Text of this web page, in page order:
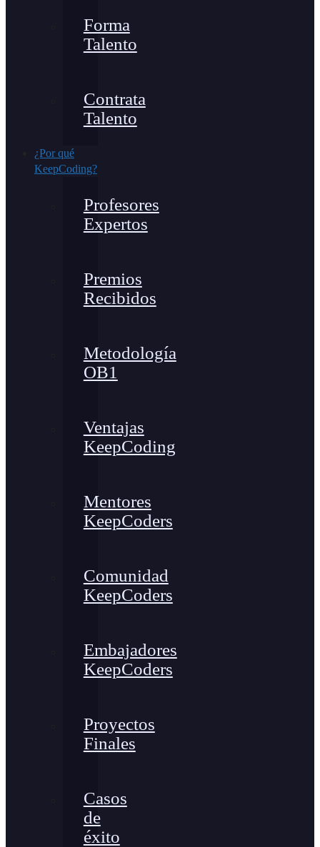
Forma
Talento
Contrata
Talento
¿Por qué
KeepCoding?
Profesores
Expertos
Premios
Recibidos
Metodología
OB1
Ventajas
KeepCoding
Mentores
KeepCoders
Comunidad
KeepCoders
Embajadores
KeepCoders
Proyectos
Finales
Casos
de
éxito